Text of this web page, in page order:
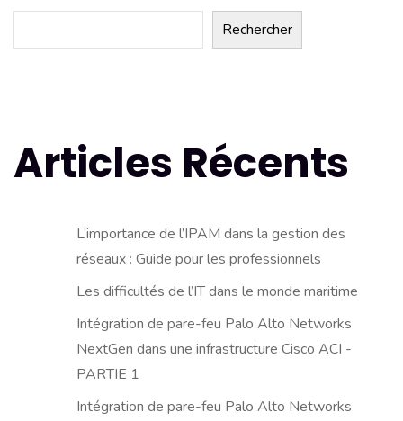
Rechercher
Articles Récents
L’importance de l’IPAM dans la gestion des
réseaux : Guide pour les professionnels
Les difficultés de l’IT dans le monde maritime
Intégration de pare-feu Palo Alto Networks
NextGen dans une infrastructure Cisco ACI -
PARTIE 1
Intégration de pare-feu Palo Alto Networks